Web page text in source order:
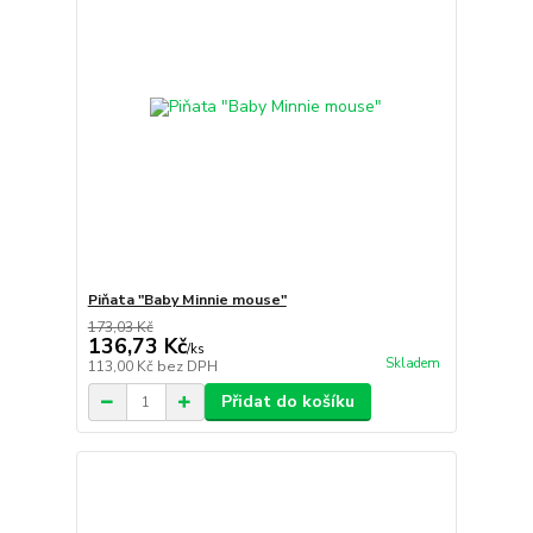
Piňata "Baby Minnie mouse"
173,03 Kč
136,73 Kč/ks
113,00 Kč bez DPH Skladem
Přidat do košíku